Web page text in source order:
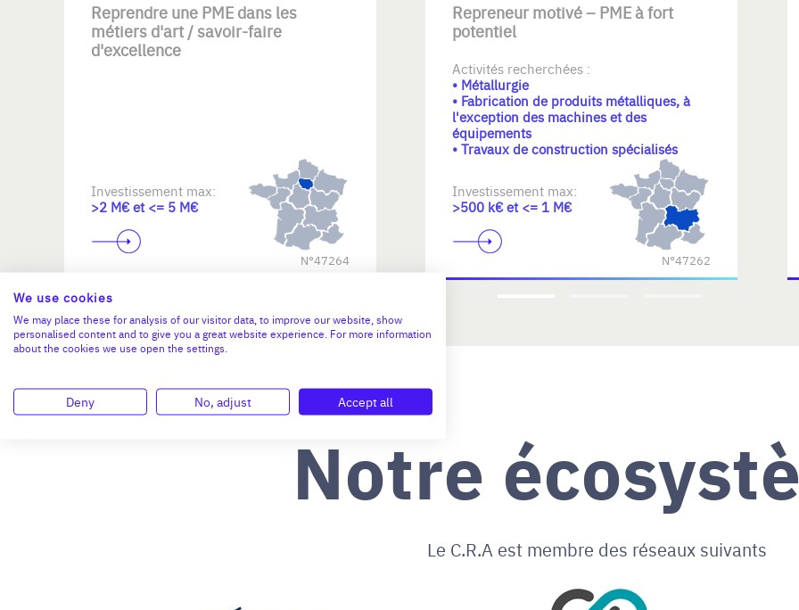
Reprendre une PME dans les
métiers d'art / savoir-faire
d'excellence
Investissement max:
>2 M€ et <= 5 M€
N°47264
Repreneur motivé – PME à fort
potentiel
Activités recherchées :
• Métallurgie
• Fabrication de produits métalliques, à
l'exception des machines et des
équipements
• Travaux de construction spécialisés
Investissement max:
>500 k€ et <= 1 M€
N°47262
Notre
Le C.R.A est membre des réseaux suivants
We use cookies
We may place these for analysis of our visitor data, to improve our website, show
personalised content and to give you a great website experience. For more information
about the cookies we use open the settings.
Deny No, adjust Accept all